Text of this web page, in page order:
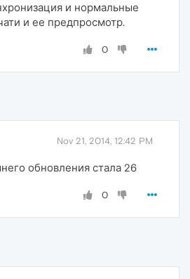
и нормальные
и ее предпросмотр.
0
Nov 21, 2014, 12:42 PM
обновления стала 26
0